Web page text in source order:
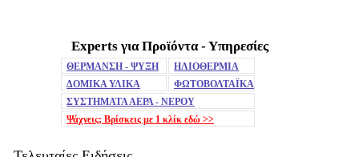
MuteExperts για Προϊόντα - Υπηρεσίες
ΘΕΡΜΑΝΣΗ - ΨΥΞΗ
ΗΛΙΟΘΕΡΜΙΑ
ΔΟΜΙΚΑ ΥΛΙΚΑ
ΦΩΤΟΒΟΛΤΑΪΚΑ
ΣΥΣΤΗΜΑΤΑ ΑΕΡΑ - ΝΕΡΟΥ
Ψάχνεις; Βρίσκεις με 1 κλίκ εδώ >>